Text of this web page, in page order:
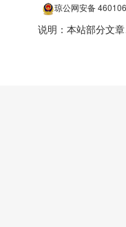
琼公网安备
说明：本站部分文